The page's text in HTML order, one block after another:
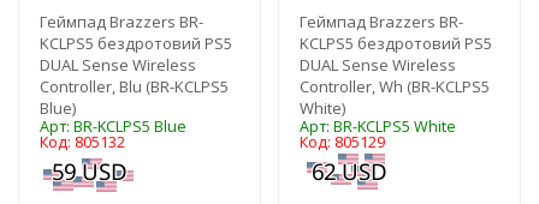
Геймпад Brazzers BR-
KCLPS5 бездротовий PS5
DUAL Sense Wireless
Controller, Blu (BR-KCLPS5
Blue)
Арт: BR-KCLPS5 Blue
Код: 805132
Геймпад Brazzers BR-
KCLPS5 бездротовий PS5
DUAL Sense Wireless
Controller, Wh (BR-KCLPS5
White)
Арт: BR-KCLPS5 White
Код: 805129